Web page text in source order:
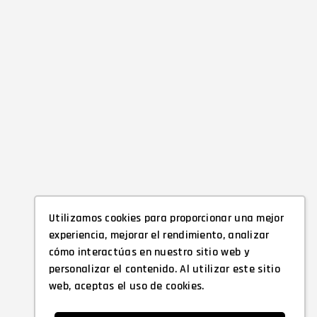
Utilizamos cookies para proporcionar una mejor
experiencia, mejorar el rendimiento, analizar
cómo interactúas en nuestro sitio web y
personalizar el contenido. Al utilizar este sitio
web, aceptas el uso de cookies.